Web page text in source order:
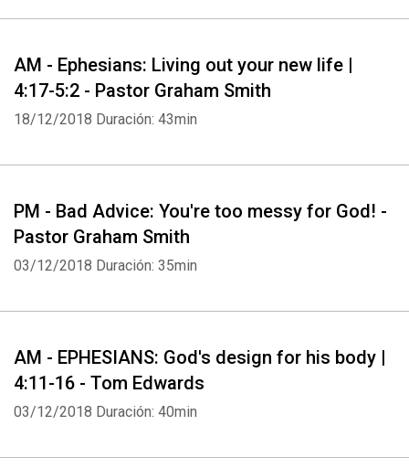
AM - Ephesians: Living out your new life |
4:17-5:2 - Pastor Graham Smith
18/12/2018 Duración: 43min
PM - Bad Advice: You're too messy for God! -
Pastor Graham Smith
03/12/2018 Duración: 35min
AM - EPHESIANS: God's design for his body |
4:11-16 - Tom Edwards
03/12/2018 Duración: 40min